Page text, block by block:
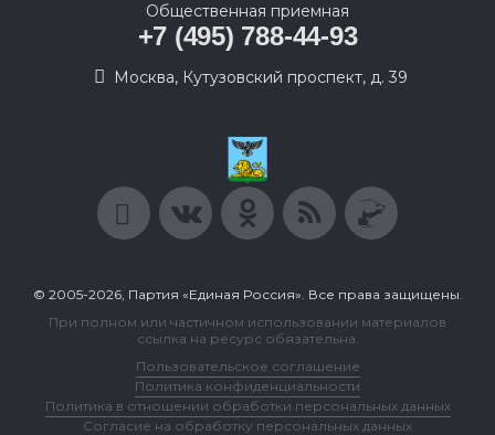
Общественная приемная
+7 (495) 788-44-93
Москва, Кутузовский проспект, д. 39
© 2005-2026, Партия «Единая Россия». Все права защищены.
При полном или частичном использовании материалов
ссылка на ресурс обязательна.
Пользовательское соглашение
Политика конфиденциальности
Политика в отношении обработки персональных данных
Согласие на обработку персональных данных